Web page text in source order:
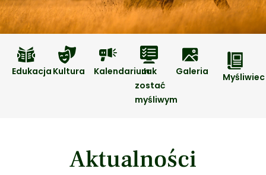
Edukacja Kultura KalendariumJak
zostać
myśliwym
Galeria Myśliwiec
Aktualności